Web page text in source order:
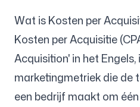
Prijzen
Wat is Kosten per
Kosten per Acquisitie
Acquisition' in het
marketingmetriek die de
een bedrijf maakt om